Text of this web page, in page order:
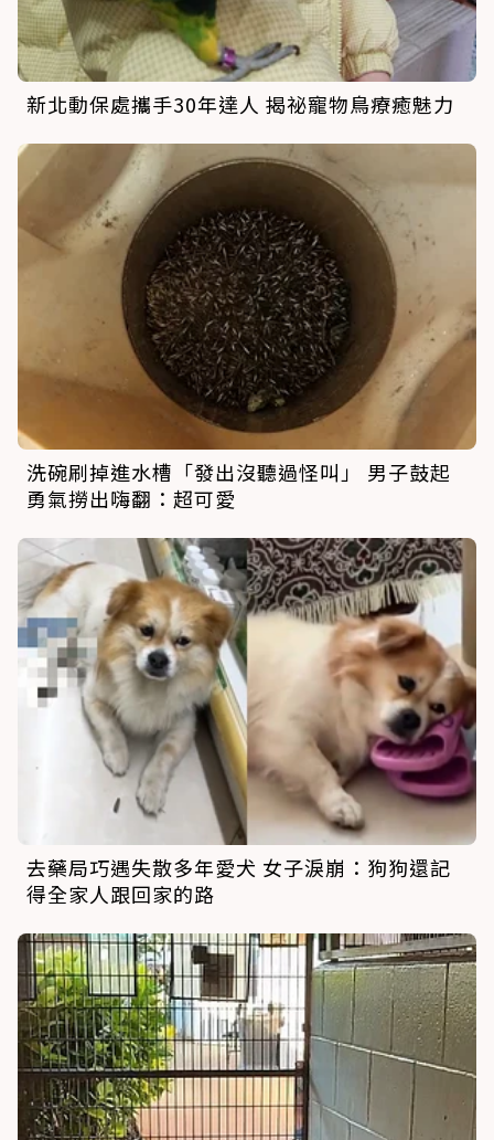
新北動保處攜手30年達人 揭祕寵物鳥療癒魅力
洗碗刷掉進水槽「發出沒聽過怪叫」 男子鼓起
勇氣撈出嗨翻：超可愛
去藥局巧遇失散多年愛犬 女子淚崩：狗狗還記
得全家人跟回家的路